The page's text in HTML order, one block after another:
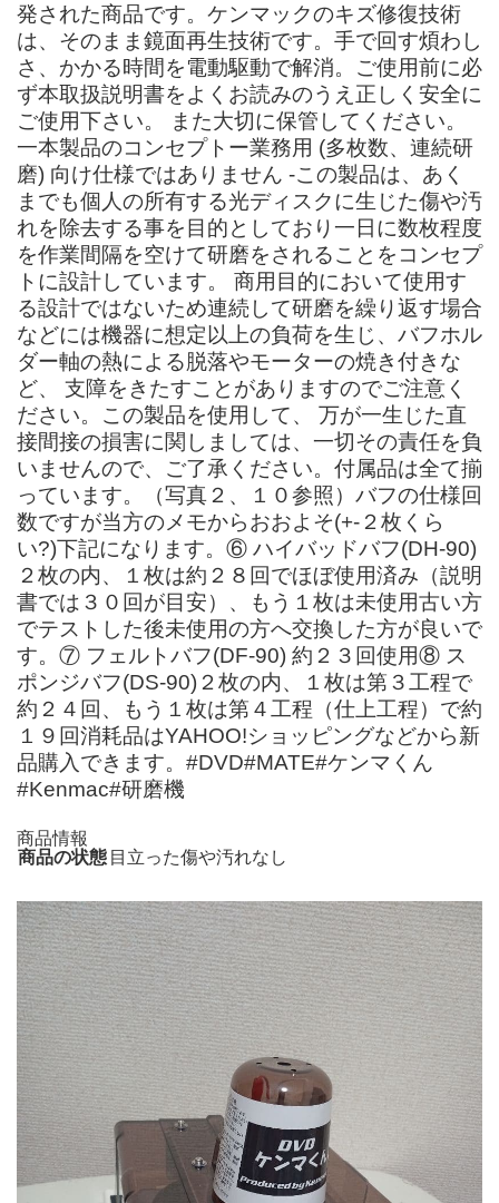
発された商品です。ケンマックのキズ修復技術
は、そのまま鏡面再生技術です。手で回す煩わし
さ、かかる時間を電動駆動で解消。ご使用前に必
ず本取扱説明書をよくお読みのうえ正しく安全に
ご使用下さい。 また大切に保管してください。
一本製品のコンセプトー業務用 (多枚数、連続研
磨) 向け仕様ではありません -この製品は、あく
までも個人の所有する光ディスクに生じた傷や汚
れを除去する事を目的としており一日に数枚程度
を作業間隔を空けて研磨をされることをコンセプ
トに設計しています。 商用目的において使用す
る設計ではないため連続して研磨を繰り返す場合
などには機器に想定以上の負荷を生じ、バフホル
ダー軸の熱による脱落やモーターの焼き付きな
ど、 支障をきたすことがありますのでご注意く
ださい。この製品を使用して、 万が一生じた直
接間接の損害に関しましては、一切その責任を負
いませんので、ご了承ください。付属品は全て揃
っています。（写真２、１０参照）バフの仕様回
数ですが当方のメモからおおよそ(+-２枚くら
い?)下記になります。⑥ ハイバッドバフ(DH-90)
２枚の内、１枚は約２８回でほぼ使用済み（説明
書では３０回が目安）、もう１枚は未使用古い方
でテストした後未使用の方へ交換した方が良いで
す。⑦ フェルトバフ(DF-90) 約２３回使用⑧ ス
ポンジバフ(DS-90)２枚の内、１枚は第３工程で
約２４回、もう１枚は第４工程（仕上工程）で約
１９回消耗品はYAHOO!ショッピングなどから新
品購入できます。#DVD#MATE#ケンマくん
#Kenmac#研磨機
商品情報
商品の状態 目立った傷や汚れなし